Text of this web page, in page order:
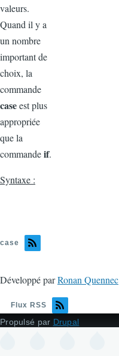
valeurs.
Quand il y a
un nombre
important de
choix, la
commande
caseest plus
appropriée
que la
commandeif.
Syntaxe :
case
Développé parRonan Quennec
Flux RSS
Propulsé par Drupal